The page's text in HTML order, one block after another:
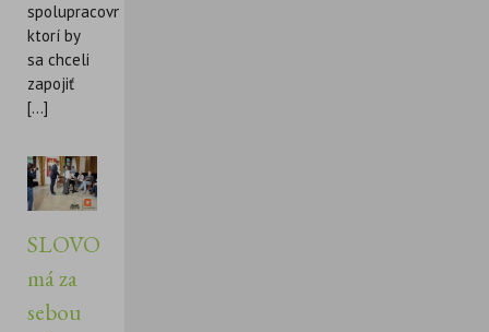
spolupracovníkov,
ktorí by
sa chceli
zapojiť
[...]
SLOVO
má za
sebou